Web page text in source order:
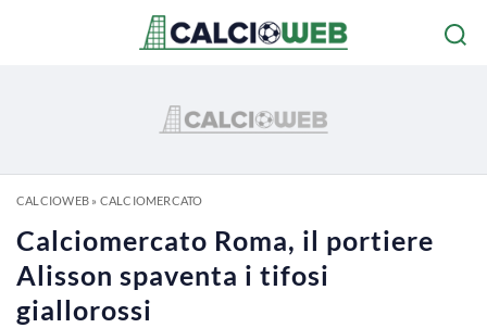
CALCIOWEB» CALCIOMERCATO
Calciomercato Roma, il portiere
Alisson spaventa i tifosi
giallorossi